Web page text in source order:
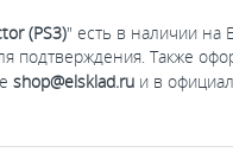
(PS3)" есть в наличии на
подтверждения. Также
shop@elsklad.ru и в